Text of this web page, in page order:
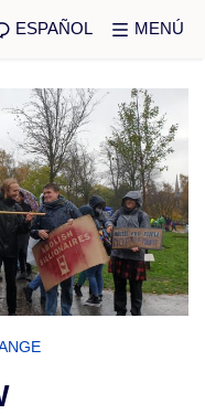
ESPAÑOL MENÚ